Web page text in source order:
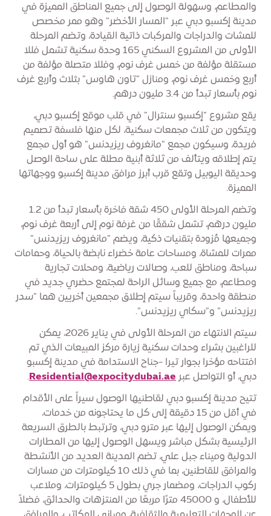
والمطاعم، وسهولة الوصول إلى جميع المناطق المميزة في
مدينة إكسبو دبي عبر "المسار الأخضر" وهو ممر مخصص
للمشات والدراجات والمركبات ذاتية القيادة، وتضم المرحلة
الأولى من المشروع السكني 165 وحدة سكنية تشمل فللا
مستقلة مؤلفة من خمس غرف نوم، وفللا متصلة مؤلفة من
أربع وخمس غرف نوم، ومنازل "تاون هاوس" بثلاث وأربع غرف
نوم بأسعار تبدأ من 3.4 مليون درهم.
يقع مشروع "إكسبو سنترال" في قلب موقع إكسبو دبي،
ويتكون من ثلاث مجمعات سكنية، لكل منها فلسفة تصميم
فريدة، وسيكون مجمع "مانغروف ريزيدنس" هو أول مجمع
يتم إطلاقه ويتألف من ثلاثة أبنية مطلة على ساحة الوصل
وحديقة اليوبيل وتقع قرب أبرز مرافق مدينة إكسبو ووجهاتها
المميزة.
وتضم المرحلة الأولى 450 شقة فاخرة بأسعار تبدأ من 1.2
مليون درهم، تشمل شققًا من غرفة نوم إلى أربعة غرف نوم،
وجميعها مُزودة بتقنيات ذكية، ويضم "مانغروف ريزيدنس"
ممرات للمشاة، ومساحات عامة خضراء نابضة بالحياة، وحمامات
سباحة، ومناطق للعب، وصالات رياضية، ومحلات تجارية
ومطاعم، مع جميع وسائل الراحة لمجتمع حضري جديد في
منطقة واحدة، وقريباً سيتم إطلاق مجمعين أخريين هما "سدر
ريزيدنس" و"سكاي ريزيدنس".
سيتم الانتهاء من المرحلة الأولى في يناير 2026، يمكن
للراغبين بشراء وحدات سكنية زيارة مركز المبيعات الذي تم
افتتاحه مؤخرا بجوار تيرا -جناح الاستدامة في مدينة إكسبو
دبي، أو التواصل عبر Residential@expocitydubai.ae
.
تتيح مدينة إكسبو دبي لقاطنيها الوصول سيراً على الأقدام
في أقل من 15 دقيقة إلى كل ما يحتاجونه من خدمات،
ويمكن الوصول إليها عبر مترو دبي، وترتبط بالطرق السريعة
الرئيسية بشكل مباشر ويسهل الوصول إليها من المطارات
الدولية وميناء جبل علي، تضم المدينة العديد من الأنشطة
والمرافق للقاطنين، بما في ذلك 10 كيلومترات من مسارات
ركوب الدراجات، ومضمار جري بطول 5 كيلومترات، وملاعب
للأطفال، و 45000 مترًا مربعًا من المنتزهات والحدائق، فضلاً